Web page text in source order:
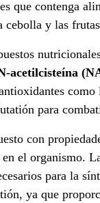
que contenga
cebolla y las
acetilcisteína
para
con
el organismo.
para la
ya que